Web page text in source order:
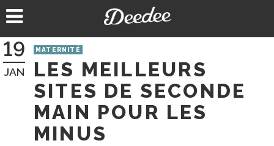
au
19
JAN
MATERNITÉ
LES MEILLEURS
SITES DE SECONDE
MAIN POUR LES
MINUS